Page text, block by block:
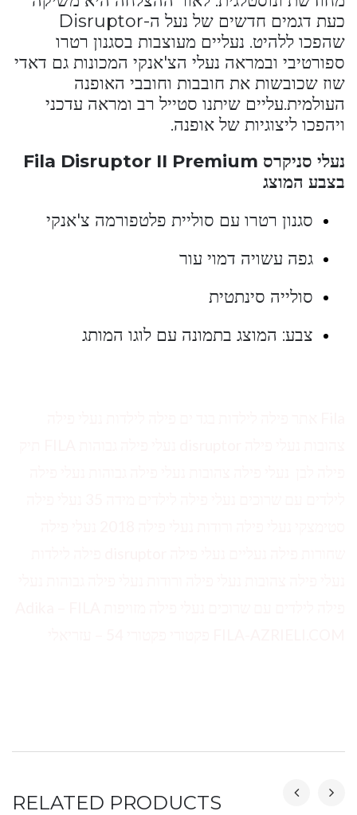
כעת דגמים חדשים של נעל ה-Disruptor
שהפכו ללהיט. נעליים מעוצבות בסגנון רטרו
ספורטיבי ובמראה נעלי הצ'אנקי המכונות גם דאדי
שוז שכובשות את חובבות וחובבי האופנה
העולמית.עליים שיתנו סטייל רב ומראה עדכני
ויהפכו ליצוגיות של אופנה.
נעלי סניקרס Fila Disruptor II Premium
בצבע המוצג
סגנון רטרו עם סוליית פלטפורמה צ'אנקי
גפה עשויה דמוי עור
סולייה סינתטית
צבע: המוצג בתמונה עם לוגו המותג
RELATED PRODUCTS